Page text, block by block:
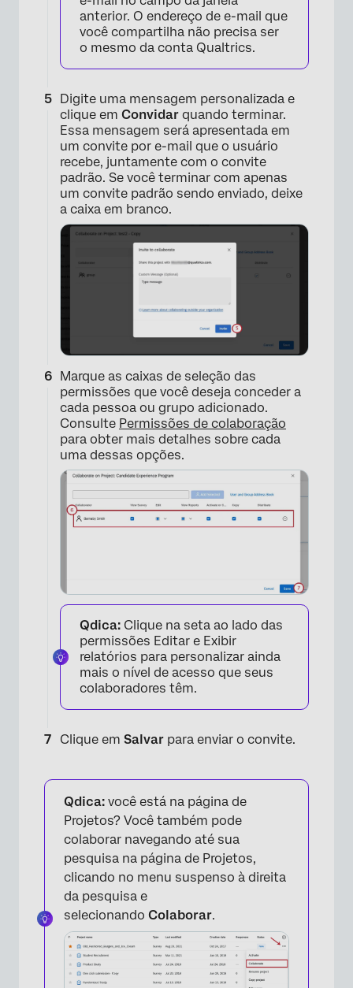
×
×
anterior. O endereço de e-mail que
você compartilha não precisa ser
o mesmo da conta Qualtrics.
Digite uma mensagem personalizada e
clique em Convidar quando terminar.
Essa mensagem será apresentada em
um convite por e-mail que o usuário
recebe, juntamente com o convite
padrão. Se você terminar com apenas
um convite padrão sendo enviado, deixe
a caixa em branco.
×
Marque as caixas de seleção das
permissões que você deseja conceder a
cada pessoa ou grupo adicionado.
Consulte Permissões de colaboração
para obter mais detalhes sobre cada
uma dessas opções.
Qdica: Clique na seta ao lado das
permissões Editar e Exibir
relatórios para personalizar ainda
mais o nível de acesso que seus
colaboradores têm.
Clique em Salvar para enviar o convite.
Qdica: você está na página de
Projetos? Você também pode
colaborar navegando até sua
pesquisa na página de Projetos,
clicando no menu suspenso à direita
da pesquisa e
selecionando Colaborar.